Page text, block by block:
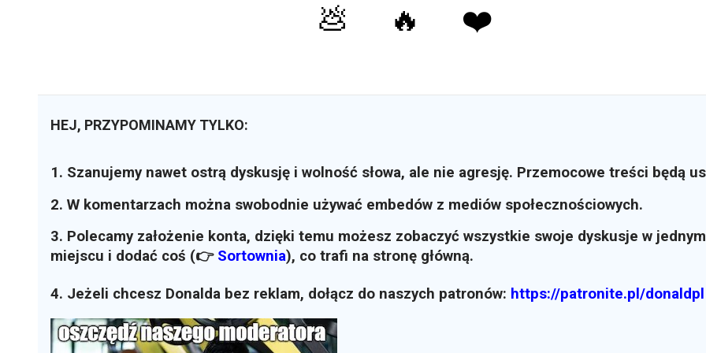
💩 🔥 ❤️
HEJ, PRZYPOMINAMY TYLKO:
1. Szanujemy nawet ostrą dyskusję i wolność słowa, ale nie agresję. Przemocowe treści będą
2. W komentarzach można swobodnie używać embedów z mediów społecznościowych.
3. Polecamy założenie konta, dzięki temu możesz zobaczyć wszystkie swoje dyskusje w jednym
miejscu i dodać coś (👉 Sortownia), co trafi na stronę główną.
4. Jeżeli chcesz Donalda bez reklam, dołącz do naszych patronów: https://patronite.pl/donaldpl